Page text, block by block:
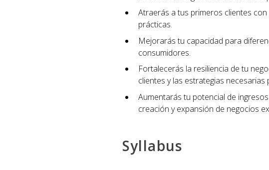
Atraerás a tus primeros clientes
prácticas.
Mejorarás tu capacidad para
consumidores.
Fortalecerás la resiliencia de tu
clientes y las estrategias
Aumentarás tu potencial de
creación y expansión de negocios
Syllabus